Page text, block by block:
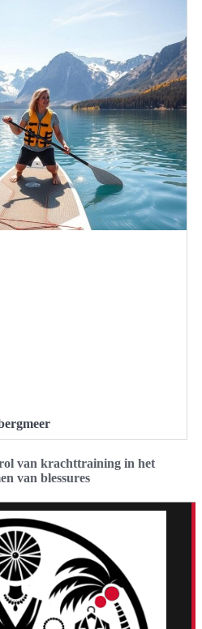
van krachttraining in het
van blessures